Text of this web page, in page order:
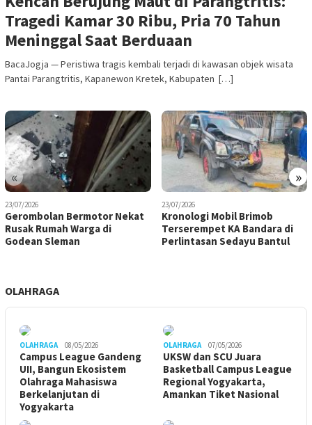
Tragedi Kamar 30 Ribu, Pria 70 Tahun
Meninggal Saat Berduaan
BacaJogja — Peristiwa tragis kembali terjadi di kawasan objek wisata
Pantai Parangtritis, Kapanewon Kretek, Kabupaten […]
« »
23/07/2026
Gerombolan Bermotor Nekat
Rusak Rumah Warga di
Godean Sleman
23/07/2026
Kronologi Mobil Brimob
Terserempet KA Bandara di
Perlintasan Sedayu Bantul
OLAHRAGA
OLAHRAGA 08/05/2026
Campus League Gandeng
UII, Bangun Ekosistem
Olahraga Mahasiswa
Berkelanjutan di
Yogyakarta
OLAHRAGA 07/05/2026
UKSW dan SCU Juara
Basketball Campus League
Regional Yogyakarta,
Amankan Tiket Nasional